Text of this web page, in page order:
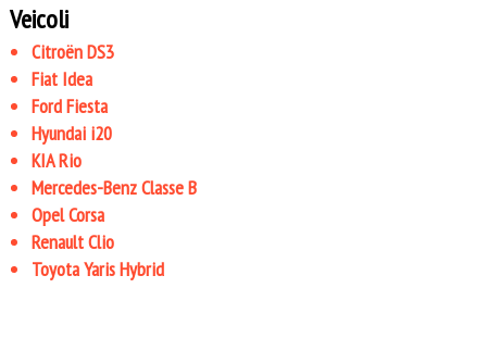
Veicoli
Citroën DS3
Fiat Idea
Ford Fiesta
Hyundai i20
KIA Rio
Mercedes-Benz Classe B
Opel Corsa
Renault Clio
Toyota Yaris Hybrid